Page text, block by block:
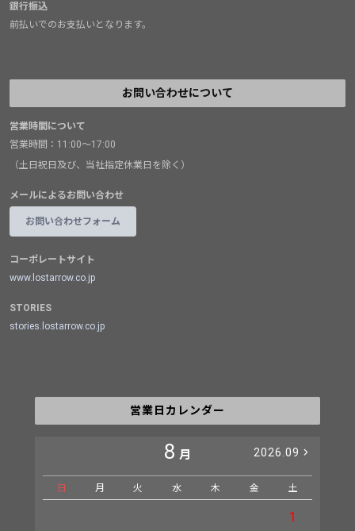
銀行振込
前払いでのお支払いとなります。
お問い合わせについて
営業時間について
営業時間：11:00～17:00
（土日祝日及び、当社指定休業日を除く）
メールによるお問い合わせ
お問い合わせフォーム
コーポレートサイト
www.lostarrow.co.jp
STORIES
stories.lostarrow.co.jp
営業日カレンダー
8 月 2026.09
日 月 火 水 木 金 土
1